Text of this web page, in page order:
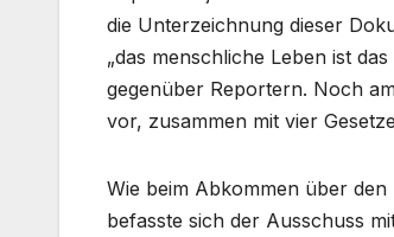
die Unterzeichnung dieser
„das menschliche Leben ist
gegenüber Reportern. Noch
vor, zusammen mit vier
Wie beim Abkommen über
befasste sich der Ausschuss